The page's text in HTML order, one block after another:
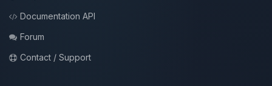
Documentation API
Forum
Contact / Support